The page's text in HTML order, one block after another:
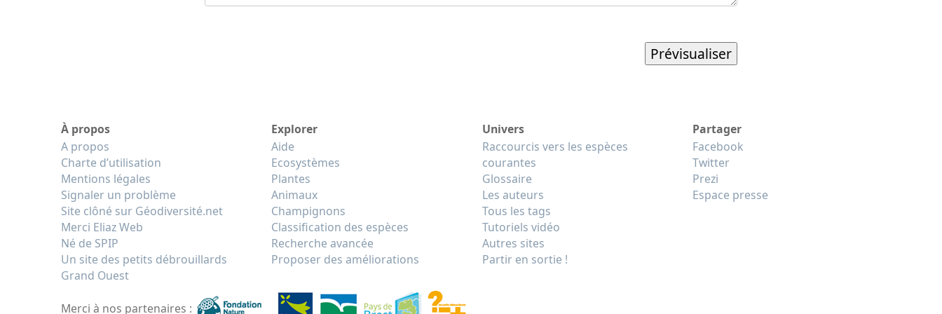
À propos
A propos
Charte d’utilisation
Mentions légales
Signaler un problème
Site clôné sur Géodiversité.net
Merci Eliaz Web
Né de SPIP
Un site des petits débrouillards
Grand Ouest
Explorer
Aide
Ecosystèmes
Plantes
Animaux
Champignons
Classification des espèces
Recherche avancée
Proposer des améliorations
Univers
Raccourcis vers les espèces
courantes
Glossaire
Les auteurs
Tous les tags
Tutoriels vidéo
Autres sites
Partir en sortie !
Partager
Facebook
Twitter
Prezi
Espace presse
Merci à nos partenaires :